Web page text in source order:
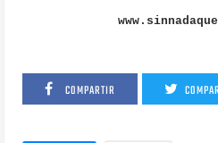
COMPARTIR